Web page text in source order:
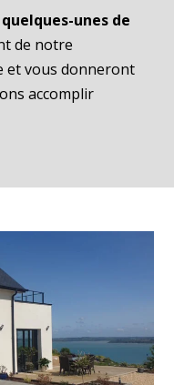
quelques-unes de
de notre
et vous donneront
accomplir